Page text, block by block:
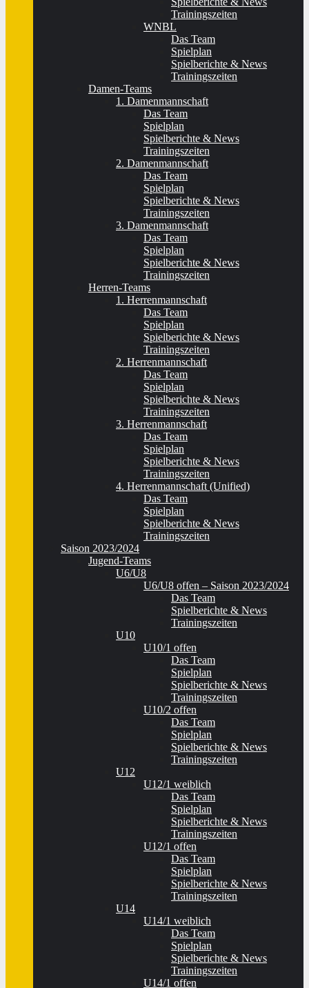
Trainingszeiten
WNBL
Das Team
Spielplan
Spielberichte & News
Trainingszeiten
Damen-Teams
1. Damenmannschaft
Das Team
Spielplan
Spielberichte & News
Trainingszeiten
2. Damenmannschaft
Das Team
Spielplan
Spielberichte & News
Trainingszeiten
3. Damenmannschaft
Das Team
Spielplan
Spielberichte & News
Trainingszeiten
Herren-Teams
1. Herrenmannschaft
Das Team
Spielplan
Spielberichte & News
Trainingszeiten
2. Herrenmannschaft
Das Team
Spielplan
Spielberichte & News
Trainingszeiten
3. Herrenmannschaft
Das Team
Spielplan
Spielberichte & News
Trainingszeiten
4. Herrenmannschaft (Unified)
Das Team
Spielplan
Spielberichte & News
Trainingszeiten
Saison 2023/2024
Jugend-Teams
U6/U8
U6/U8 offen – Saison 2023/2024
Das Team
Spielberichte & News
Trainingszeiten
U10
U10/1 offen
Das Team
Spielplan
Spielberichte & News
Trainingszeiten
U10/2 offen
Das Team
Spielplan
Spielberichte & News
Trainingszeiten
U12
U12/1 weiblich
Das Team
Spielplan
Spielberichte & News
Trainingszeiten
U12/1 offen
Das Team
Spielplan
Spielberichte & News
Trainingszeiten
U14
U14/1 weiblich
Das Team
Spielplan
Spielberichte & News
Trainingszeiten
U14/1 offen